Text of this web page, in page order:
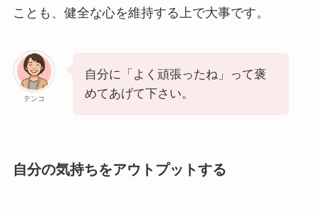
ことも、健全な心を維持する上で大事です。
テンコ
自分に「よく頑張ったね」って褒
めてあげて下さい。
自分の気持ちをアウトプットする